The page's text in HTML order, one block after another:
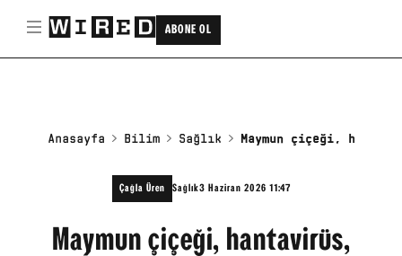
ABONE OL
Anasayfa Bilim Sağlık Maymun çiçeği,
Çağla Üren Sağlık3 Haziran 2026 11:47
Maymun çiçeği, hantavirüs,